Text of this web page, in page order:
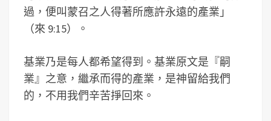
過，便叫蒙召之人得著所應許永遠的產業」
（來 9:15）。
基業乃是每人都希望得到。基業原文是『嗣
業』之意，繼承而得的產業，是神留給我們
的，不用我們辛苦掙回來。